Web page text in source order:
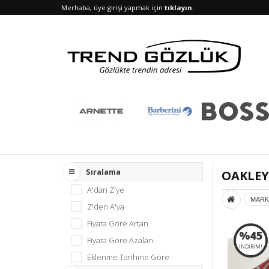
Merhaba, üye girişi yapmak için tıklayın.
Sıralama
A'dan Z'ye
Z'den A'ya
Fiyata Göre Artan
Fiyata Göre Azalan
Eklenme Tarihine Göre
OAKLEY
%45
İNDİRİM!